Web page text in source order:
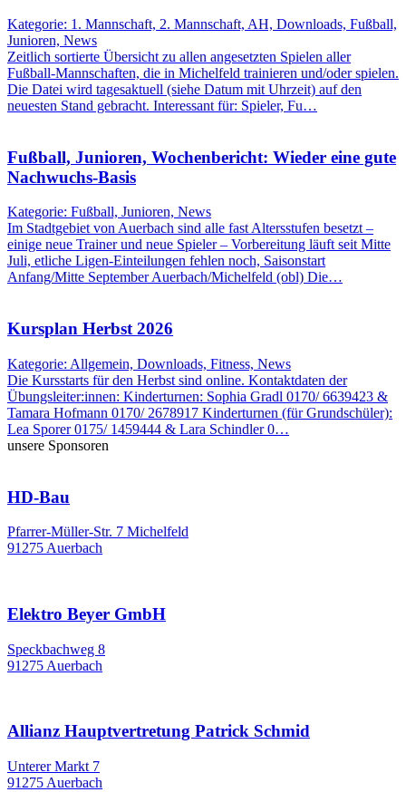
Kategorie: 1. Mannschaft, 2. Mannschaft, AH, Downloads, Fußball,
Junioren, News
Zeitlich sortierte Übersicht zu allen angesetzten Spielen aller
Fußball-Mannschaften, die in Michelfeld trainieren und/oder spielen.
Die Datei wird tagesaktuell (siehe Datum mit Uhrzeit) auf den
neuesten Stand gebracht. Interessant für: Spieler, Fu…
Fußball, Junioren, Wochenbericht: Wieder eine gute
Nachwuchs-Basis
Kategorie: Fußball, Junioren, News
Im Stadtgebiet von Auerbach sind alle fast Altersstufen besetzt –
einige neue Trainer und neue Spieler – Vorbereitung läuft seit Mitte
Juli, etliche Ligen-Einteilungen fehlen noch, Saisonstart
Anfang/Mitte September Auerbach/Michelfeld (obl) Die…
Kursplan Herbst 2026
Kategorie: Allgemein, Downloads, Fitness, News
Die Kursstarts für den Herbst sind online. Kontaktdaten der
Übungsleiter:innen: Kinderturnen: Sophia Gradl 0170/ 6639423 &
Tamara Hofmann 0170/ 2678917 Kinderturnen (für Grundschüler):
Lea Sporer 0175/ 1459444 & Lara Schindler 0…
unsere Sponsoren
HD-Bau
Pfarrer-Müller-Str. 7 Michelfeld
91275 Auerbach
Elektro Beyer GmbH
Speckbachweg 8
91275 Auerbach
Allianz Hauptvertretung Patrick Schmid
Unterer Markt 7
91275 Auerbach